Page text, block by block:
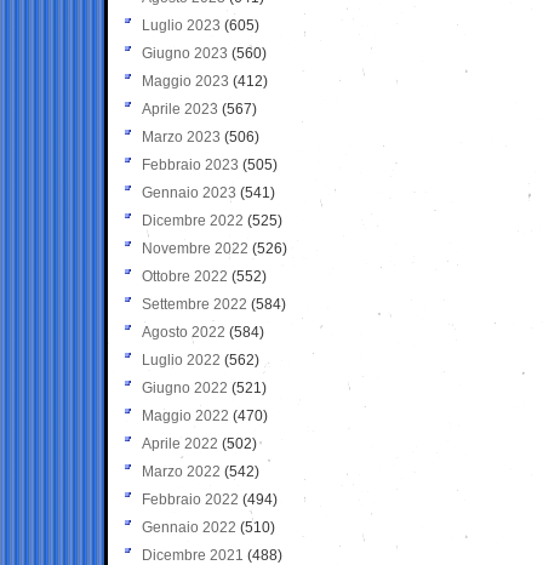
Luglio 2023 (605)
Giugno 2023 (560)
Maggio 2023 (412)
Aprile 2023 (567)
Marzo 2023 (506)
Febbraio 2023 (505)
Gennaio 2023 (541)
Dicembre 2022 (525)
Novembre 2022 (526)
Ottobre 2022 (552)
Settembre 2022 (584)
Agosto 2022 (584)
Luglio 2022 (562)
Giugno 2022 (521)
Maggio 2022 (470)
Aprile 2022 (502)
Marzo 2022 (542)
Febbraio 2022 (494)
Gennaio 2022 (510)
Dicembre 2021 (488)